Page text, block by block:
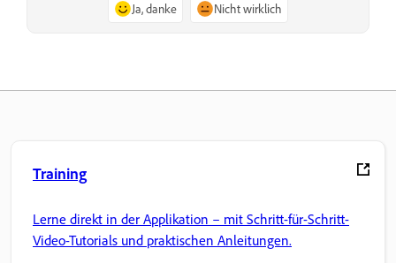
Ja, danke Nicht wirklich
Training
Lerne direkt in der Applikation – mit Schritt-für-Schritt-
Video-Tutorials und praktischen Anleitungen.